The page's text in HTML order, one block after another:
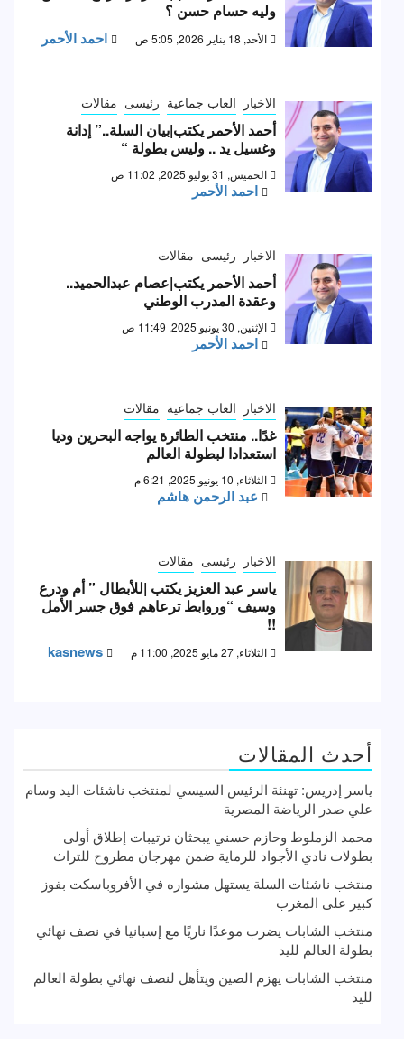
وليه حسام حسن ؟
الأحد, 18 يناير 2026, 5:05 ص احمد الأحمر
الاخبار العاب جماعية رئيسى مقالات
أحمد الأحمر يكتب|بيان السلة..” إدانة
وغسيل يد .. وليس بطولة “
الخميس, 31 يوليو 2025, 11:02 ص
احمد الأحمر
الاخبار رئيسى مقالات
أحمد الأحمر يكتب|عصام عبدالحميد..
وعقدة المدرب الوطني
الإثنين, 30 يونيو 2025, 11:49 ص
احمد الأحمر
الاخبار العاب جماعية مقالات
غدًا.. منتخب الطائرة يواجه البحرين وديا
استعدادا لبطولة العالم
الثلاثاء, 10 يونيو 2025, 6:21 م
عبد الرحمن هاشم
الاخبار رئيسى مقالات
ياسر عبد العزيز يكتب |للأبطال ” أم ودرع
وسيف “وروابط ترعاهم فوق جسر الأمل
!!
الثلاثاء, 27 مايو 2025, 11:00 م kasnews
أحدث المقالات
ياسر إدريس: تهنئة الرئيس السيسي لمنتخب ناشئات اليد وسام
علي صدر الرياضة المصرية
محمد الزملوط وحازم حسني يبحثان ترتيبات إطلاق أولى
بطولات نادي الأجواد للرماية ضمن مهرجان مطروح للتراث
منتخب ناشئات السلة يستهل مشواره في الأفروباسكت بفوز
كبير على المغرب
منتخب الشابات يضرب موعدًا ناريًا مع إسبانيا في نصف نهائي
بطولة العالم لليد
منتخب الشابات يهزم الصين ويتأهل لنصف نهائي بطولة العالم
لليد